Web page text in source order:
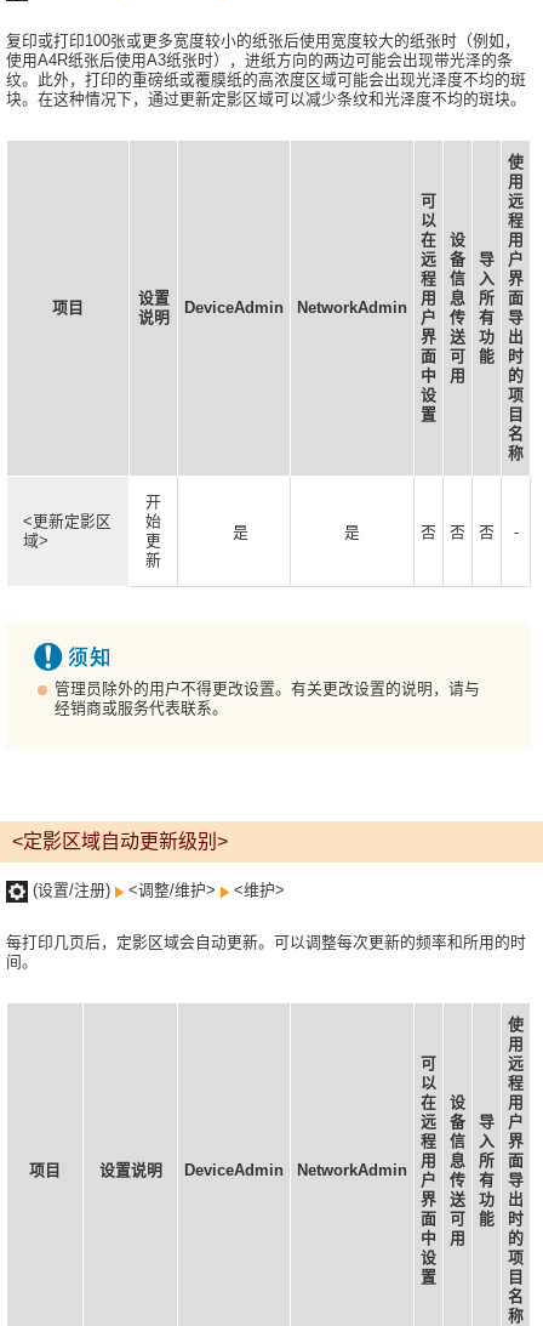
复印或打印100张或更多宽度较小的纸张后使用宽度较大的纸张时（例如，
使用A4R纸张后使用A3纸张时），进纸方向的两边可能会出现带光泽的条
纹。此外，打印的重磅纸或覆膜纸的高浓度区域可能会出现光泽度不均的斑
块。在这种情况下，通过更新定影区域可以减少条纹和光泽度不均的斑块。
项目
设置
说明
DeviceAdmin NetworkAdmin
可
以
在
远
程
用
户
界
面
中
设
置
设
备
信
息
传
送
可
用
导
入
所
有
功
能
使
用
远
程
用
户
界
面
导
出
时
的
项
目
名
称
<更新定影区
域>
开
始
更
新
是 是 否 否 否 -
管理员除外的用户不得更改设置。有关更改设置的说明，请与
经销商或服务代表联系。
<定影区域自动更新级别>
(设置/注册) <调整/维护> <维护>
每打印几页后，定影区域会自动更新。可以调整每次更新的频率和所用的时
间。
项目 设置说明 DeviceAdmin NetworkAdmin
可
以
在
远
程
用
户
界
面
中
设
置
设
备
信
息
传
送
可
用
导
入
所
有
功
能
使
用
远
程
用
户
界
面
导
出
时
的
项
目
名
称